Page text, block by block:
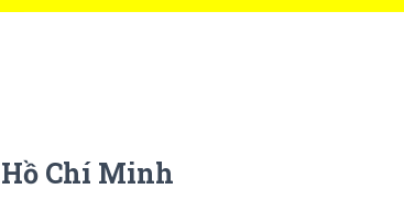
Hồ Chí Minh